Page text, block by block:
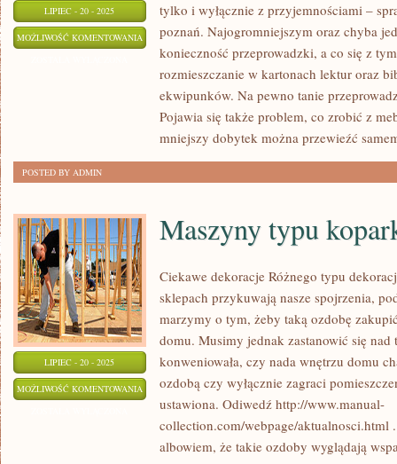
LIPIEC - 20 - 2025
MOŻLIWOŚĆ KOMENTOWANIA WYNAJEM
LOKALU
tylko i wyłącznie z przyjemnościami –
poznań. Najogromniejszym oraz chyba
konieczność przeprowadzki, a co się z
rozmieszczanie w kartonach lektur oraz
ekwipunków. Na pewno tanie
Pojawia się także problem, co zrobić z
mniejszy dobytek można przewieźć
POSTED BY ADMIN
LIPIEC - 20 - 2025
MOŻLIWOŚĆ KOMENTOWANIA MASZYNY
TYPU
KOPARKA
Maszyny typu
Ciekawe dekoracje Różnego typu
sklepach przykuwają nasze spojrzenia,
marzymy o tym, żeby taką ozdobę
domu. Musimy jednak zastanowić się
konweniowała, czy nada wnętrzu domu
ozdobą czy wyłącznie zagraci
ustawiona. Odiwedź http://www.manual-
collection.com/webpage/aktualnosci.html
albowiem, że takie ozdoby wyglądają